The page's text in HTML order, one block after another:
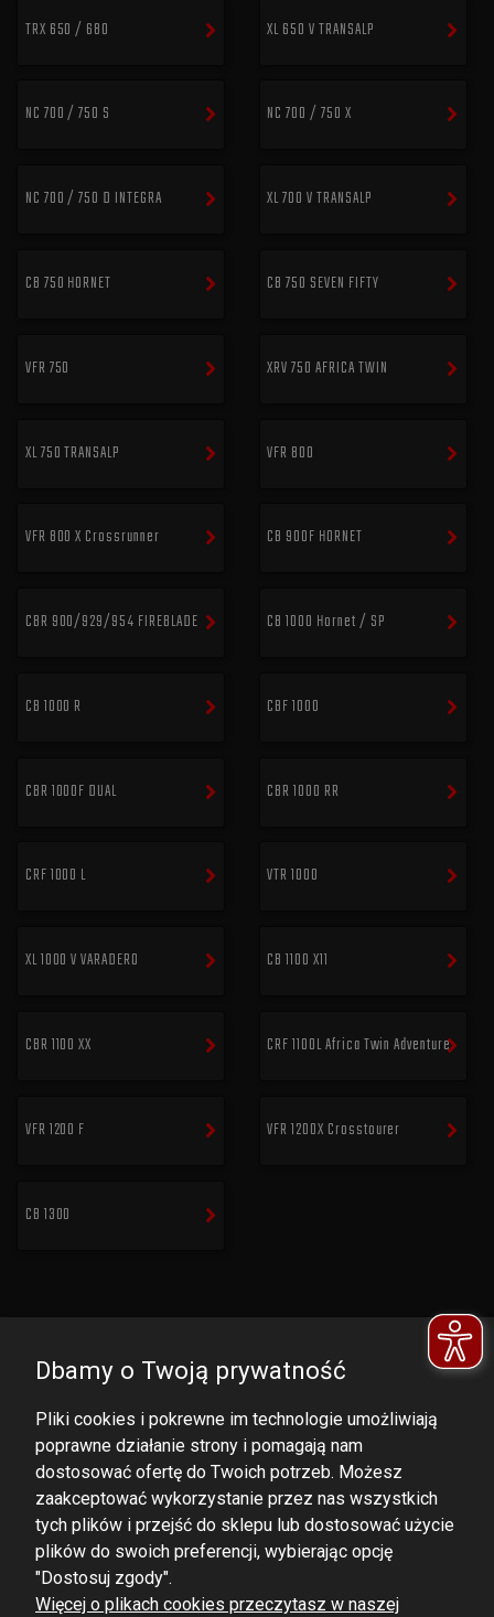
TRX 650 / 680 XL 650 V TRANSALP
NC 700 / 750 S NC 700 / 750 X
NC 700 / 750 D INTEGRA XL 700 V TRANSALP
CB 750 HORNET CB 750 SEVEN FIFTY
VFR 750 XRV 750 AFRICA TWIN
XL 750 TRANSALP VFR 800
VFR 800 X Crossrunner CB 900F HORNET
CBR 900/929/954 FIREBLADE CB 1000 Hornet / SP
CB 1000 R CBF 1000
CBR 1000F DUAL CBR 1000 RR
CRF 1000 L VTR 1000
XL 1000 V VARADERO CB 1100 X11
CBR 1100 XX CRF 1100L Africa Twin Adventure
VFR 1200 F VFR 1200X Crosstourer
CB 1300
DOMINATOR GROUP Sp. z o.o.
Ludowa 59, 43-514 Kaniów,
Dbamy o Twoją prywatność
Pliki cookies i pokrewne im technologie umożliwiają
poprawne działanie strony i pomagają nam
dostosować ofertę do Twoich potrzeb. Możesz
zaakceptować wykorzystanie przez nas wszystkich
tych plików i przejść do sklepu lub dostosować użycie
plików do swoich preferencji, wybierając opcję
"Dostosuj zgody".
Więcej o plikach cookies przeczytasz w naszej